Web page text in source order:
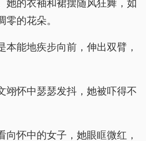
她的衣袖和裙摆随风狂舞，如
零的花朵。
本能地疾步向前，伸出双臂，
翊怀中瑟瑟发抖，她被吓得不
向怀中的女子，她眼眶微红，